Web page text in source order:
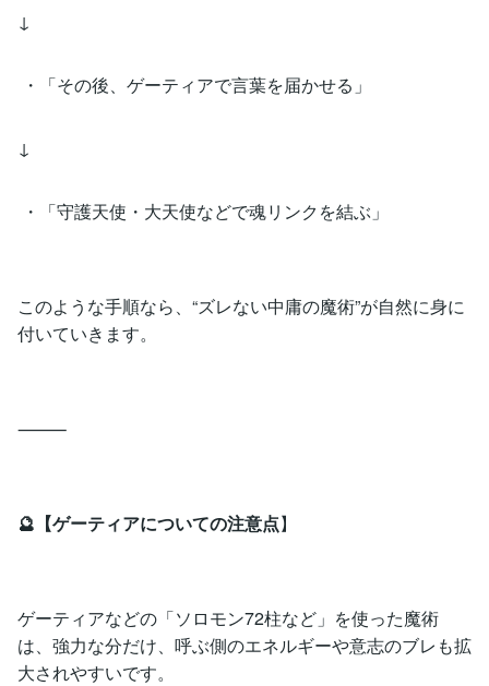
↓
・「その後、ゲーティアで言葉を届かせる」
↓
・「守護天使・大天使などで魂リンクを結ぶ」
このような手順なら、“ズレない中庸の魔術”が自然に身に
付いていきます。
⸻
🔮【ゲーティアについての注意点】
ゲーティアなどの「ソロモン72柱など」を使った魔術
は、強力な分だけ、呼ぶ側のエネルギーや意志のブレも拡
大されやすいです。